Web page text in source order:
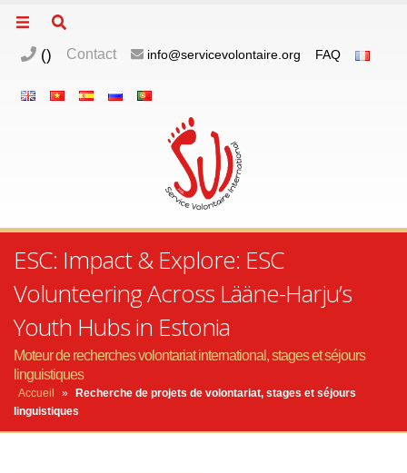
() Contact info@servicevolontaire.org FAQ
ESC: Impact & Explore: ESC
Volunteering Across Lääne-Harju’s
Youth Hubs in Estonia
Moteur de recherches volontariat international, stages et séjours
linguistiques
Accueil »
Recherche de projets de volontariat, stages et séjours
linguistiques